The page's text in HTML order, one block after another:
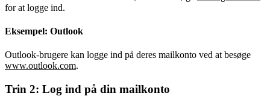
for at logge ind.
Eksempel: Outlook
Outlook-brugere kan logge ind på deres mailkonto ved at besøge
www.outlook.com.
Trin 2: Log ind på din mailkonto